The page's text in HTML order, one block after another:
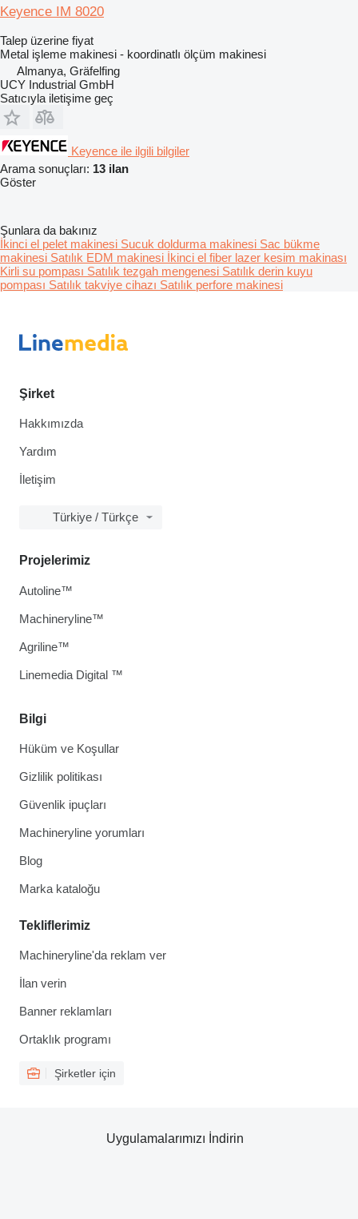
Keyence IM 8020
Talep üzerine fiyat
Metal işleme makinesi - koordinatlı ölçüm makinesi
Almanya, Gräfelfing
UCY Industrial GmbH
Satıcıyla iletişime geç
Keyence ile ilgili bilgiler
Arama sonuçları: 13 ilan
Göster
Şunlara da bakınız
İkinci el pelet makinesi Sucuk doldurma makinesi Sac bükme
makinesi Satılık EDM makinesi İkinci el fiber lazer kesim makinası
Kirli su pompası Satılık tezgah mengenesi Satılık derin kuyu
pompası Satılık takviye cihazı Satılık perfore makinesi
Şirket
Hakkımızda
Yardım
İletişim
Türkiye / Türkçe
Bilgi
Hüküm ve Koşullar
Gizlilik politikası
Güvenlik ipuçları
Machineryline yorumları
Blog
Marka kataloğu
Tekliflerimiz
Machineryline'da reklam ver
İlan verin
Banner reklamları
Ortaklık programı
Şirketler için
Projelerimiz
Autoline™
Machineryline™
Agriline™
Linemedia Digital ™
Uygulamalarımızı İndirin